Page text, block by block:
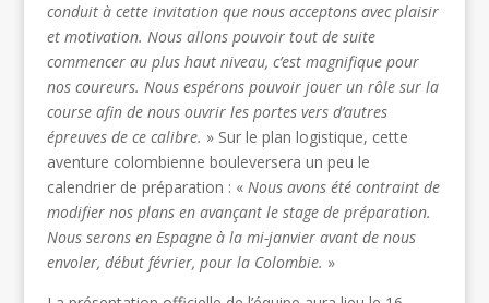
conduit à cette invitation que nous acceptons avec plaisir
et motivation. Nous allons pouvoir tout de suite
commencer au plus haut niveau, c’est magnifique pour
nos coureurs. Nous espérons pouvoir jouer un rôle sur la
course afin de nous ouvrir les portes vers d’autres
épreuves de ce calibre. » Sur le plan logistique, cette
aventure colombienne bouleversera un peu le
calendrier de préparation : «Nous avons été contraint de
modifier nos plans en avançant le stage de préparation.
Nous serons en Espagne à la mi-janvier avant de nous
envoler, début février, pour la Colombie. »